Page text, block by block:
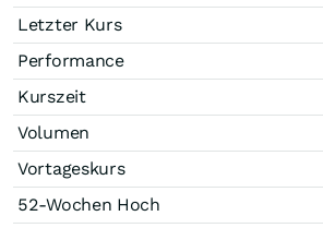
Letzter Kurs
Performance
Kurszeit
Volumen
Vortageskurs
52-Wochen Hoch